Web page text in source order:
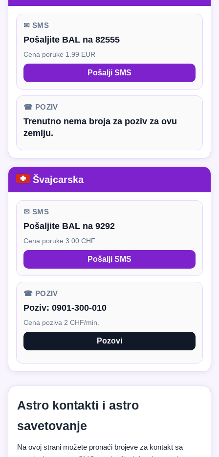
✉ SMS
Pošaljite BAL na 82555
Cena poruke 1.99 EUR
Pošalji SMS
☎ POZIV
Trenutno nema broja za poziv za ovu
zemlju.
Švajcarska
✉ SMS
Pošaljite BAL na 9292
Cena poruke 3.00 CHF
Pošalji SMS
☎ POZIV
Poziv: 0901-300-010
Cena poziva 2 CHF/min.
Pozovi
Astro kontakti i astro
savetovanje
Na ovoj strani možete pronaći brojeve za kontakt sa